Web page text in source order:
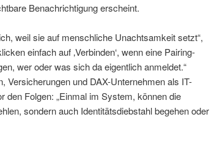
Benachrichtigung erscheint.
weil sie auf menschliche Unachtsamkeit setzt“,
einfach auf ‚Verbinden‘, wenn eine Pairing-
wer oder was sich da eigentlich anmeldet.“
Versicherungen und DAX-Unternehmen als IT-
den Folgen: „Einmal im System, können die
sondern auch Identitätsdiebstahl begehen oder